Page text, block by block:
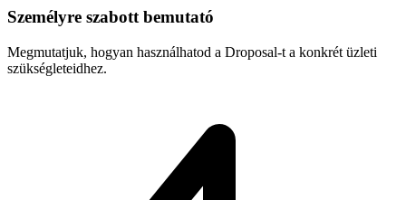
Személyre szabott bemutató
Megmutatjuk, hogyan használhatod a Droposal-t a konkrét üzleti
szükségleteidhez.